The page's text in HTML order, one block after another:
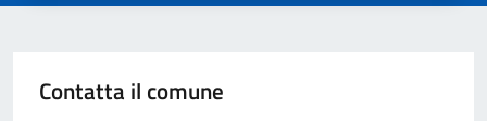
Contatta il comune